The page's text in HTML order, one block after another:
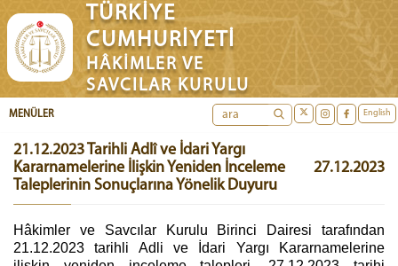
TÜRKİYE
CUMHURİYETİ
HÂKİMLER VE
SAVCILAR KURULU
English
MENÜLER
21.12.2023 Tarihli Adlî ve İdari Yargı
Kararnamelerine İlişkin Yeniden İnceleme
Taleplerinin Sonuçlarına Yönelik Duyuru
27.12.2023
Hâkimler ve Savcılar Kurulu Birinci Dairesi tarafından
21.12.2023 tarihli Adli ve İdari Yargı Kararnamelerine